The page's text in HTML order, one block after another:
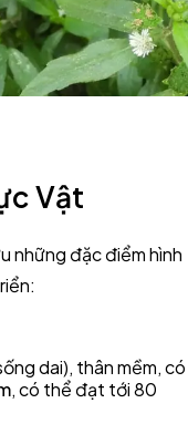
Vật
những đặc điểm hình
dai), thân mềm, có
, có thể đạt tới 80